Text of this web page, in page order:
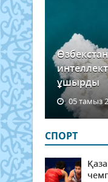
ұшырды
05 тамыз
СПОРТ